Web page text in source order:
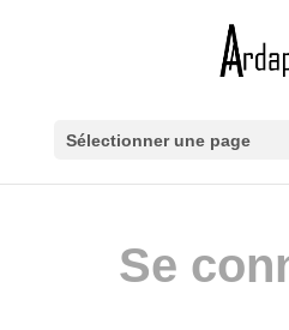
Sélectionner une page
Se